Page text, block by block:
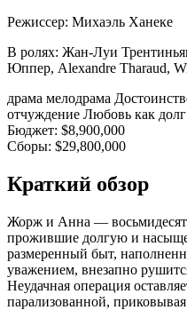
Режиссер: Михаэль Ханеке
В ролях: Жан-Луи
Юппер, Alexandre Tharaud,
драма мелодрама
отчуждение Любовь как
Бюджет: $8,900,000
Сборы: $29,800,000
Краткий обзор
Жорж и Анна —
прожившие долгую и
размеренный быт,
уважением, внезапно
Неудачная операция
парализованной,